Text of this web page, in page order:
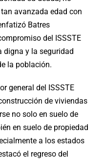
avanzada edad con
Batres
del ISSSTE
digna y la seguridad
la población.
general del ISSSTE
de viviendas
no solo en suelo de
en suelo de propiedad
a los estados
el regreso del